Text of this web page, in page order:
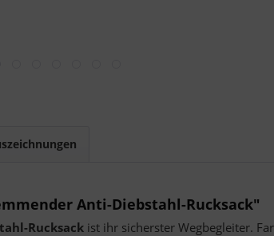
Anti-Diebstahl-Rucksack"
Rucksack ist ihr sicherster Wegbegleiter.